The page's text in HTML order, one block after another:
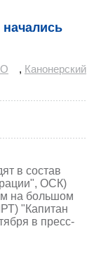
, Канонерский
в состав
ОСК)
на большом
"Капитан
в пресс-